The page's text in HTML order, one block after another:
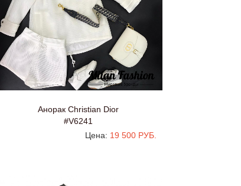
Анорак Christian Dior
#V6241
Цена: 19 500 РУБ.